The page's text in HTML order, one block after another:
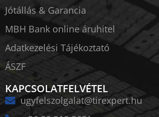
Jótállás & Garancia
MBH Bank online áruhitel
Adatkezelési Tájékoztató
ÁSZF
KAPCSOLATFELVÉTEL
ugyfelszolgalat@tirexpert.hu